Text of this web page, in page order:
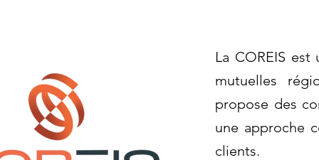
La COREIS
mutuelles
propose des
une approche
clients.